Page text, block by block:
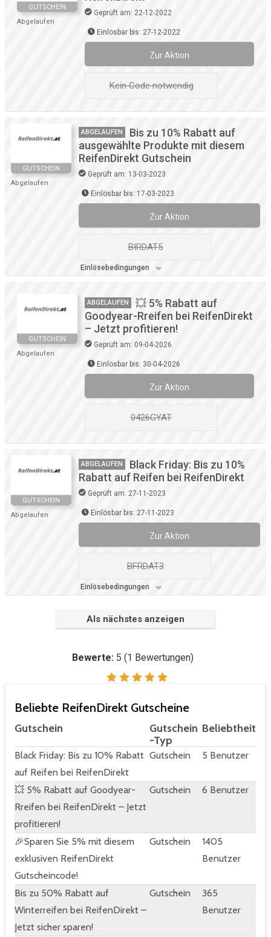
GUTSCHEIN
Abgelaufen
Geprüft am: 22-12-2022
Einlösbar bis: 27-12-2022
Zur Aktion
Kein Code notwendig
GUTSCHEIN
Abgelaufen
ABGELAUFEN
Bis zu 10% Rabatt auf
ausgewählte Produkte mit diesem
ReifenDirekt Gutschein
Geprüft am: 13-03-2023
Einlösbar bis: 17-03-2023
Zur Aktion
BIRDAT5
Einlösebedingungen
GUTSCHEIN
Abgelaufen
ABGELAUFEN
💥 5% Rabatt auf
Goodyear-Rreifen bei ReifenDirekt
– Jetzt profitieren!
Geprüft am: 09-04-2026
Einlösbar bis: 30-04-2026
Zur Aktion
0426GYAT
GUTSCHEIN
Abgelaufen
ABGELAUFEN
Black Friday: Bis zu 10%
Rabatt auf Reifen bei ReifenDirekt
Geprüft am: 27-11-2023
Einlösbar bis: 27-11-2023
Zur Aktion
BFRDAT3
Einlösebedingungen
Als nächstes anzeigen
Bewerte: 5 (1 Bewertungen)
Beliebte ReifenDirekt Gutscheine
Gutschein
Gutschein
-Typ
Beliebtheit
Black Friday: Bis zu 10% Rabatt
auf Reifen bei ReifenDirekt
Gutschein 5 Benutzer
💥 5% Rabatt auf Goodyear-
Rreifen bei ReifenDirekt – Jetzt
profitieren!
Gutschein 6 Benutzer
🎉Sparen Sie 5% mit diesem
exklusiven ReifenDirekt
Gutscheincode!
Gutschein
1405
Benutzer
Bis zu 50% Rabatt auf
Winterreifen bei ReifenDirekt –
Jetzt sicher sparen!
Gutschein
365
Benutzer